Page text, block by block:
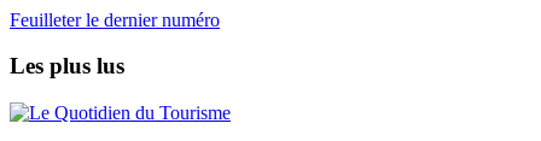
Feuilleter le dernier numéro
Les plus lus